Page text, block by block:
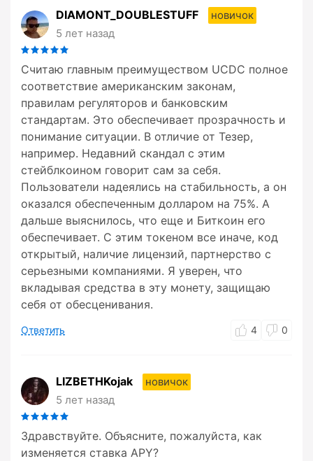
DIAMONT_DOUBLESTUFF
новичок
5 лет назад
Считаю главным преимуществом UCDC полное
соответствие американским законам,
правилам регуляторов и банковским
стандартам. Это обеспечивает прозрачность и
понимание ситуации. В отличие от Тезер,
например. Недавний скандал с этим
стейблкоином говорит сам за себя.
Пользователи надеялись на стабильность, а он
оказался обеспеченным долларом на 75%. А
дальше выяснилось, что еще и Биткоин его
обеспечивает. С этим токеном все иначе, код
открытый, наличие лицензий, партнерство с
серьезными компаниями. Я уверен, что
вкладывая средства в эту монету, защищаю
себя от обесценивания.
Ответить 4 0
LIZBETHKojak
новичок
5 лет назад
Здравствуйте. Объясните, пожалуйста, как
изменяется ставка APY?